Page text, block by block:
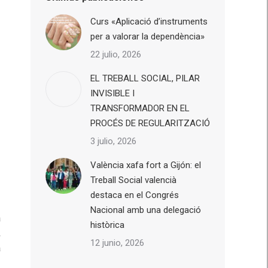
Curs «Aplicació d’instruments
per a valorar la dependència»
22 julio, 2026
EL TREBALL SOCIAL, PILAR
INVISIBLE I
TRANSFORMADOR EN EL
PROCÉS DE REGULARITZACIÓ
3 julio, 2026
València xafa fort a Gijón: el
Treball Social valencià
destaca en el Congrés
Nacional amb una delegació
històrica
12 junio, 2026